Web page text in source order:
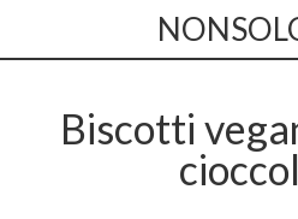
Biscotti